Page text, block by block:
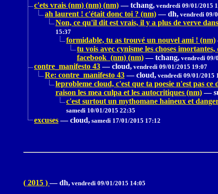
c'ets vrais (nm) (nm) (nm) — tchang, vendredi 09/01/2015
ah laurent ! c'était donc toi ? (nm) — dh, vendredi 09/
Non, ce qu'il dit est vrais, il y a plus de verve
15:37
formidable, tu as trouvé un nouvel ami ! (nm)
tu vois avec cynisme les choses
facebook (nm) (nm) — tchang, vendredi 09/
contre_manifesto 43 — cloud, vendredi 09/01/2015 19:07
Re: contre_manifesto 43 — cloud, vendredi 09/01/2015
leprobleme cloud, c'est que ta poesie n'est pas
raison les mea culpa et les autocritiques (nm) —
c'est surtout un mythomane haineux et
samedi 10/01/2015 22:35
excuses — cloud, samedi 17/01/2015 17:12
( 2015 )— dh, vendredi 09/01/2015 14:05